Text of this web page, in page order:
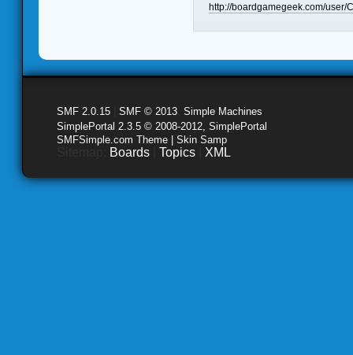
http://boardgamegeek.com/user/
SMF 2.0.15 SMF © 2013 Simple Machines
SimplePortal 2.3.5 © 2008-2012, SimplePortal
SMFSimple.com Theme | Skin Samp
Boards Topics XML